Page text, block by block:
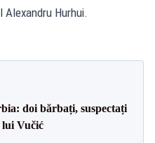
Hurhui.
doi bărbați, suspectați
lui Vučić